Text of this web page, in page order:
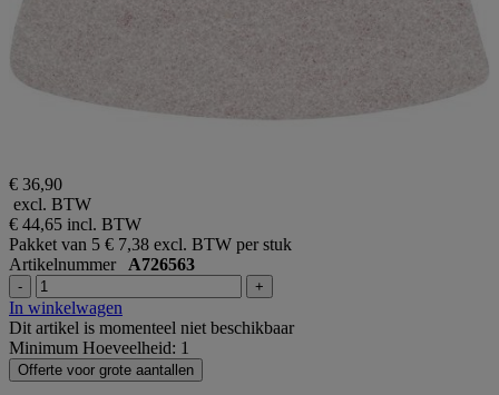
€ 36,90
excl. BTW
€ 44,65 incl. BTW
Pakket van 5 € 7,38 excl. BTW per stuk
Artikelnummer A726563
- +
In winkelwagen
Dit artikel is momenteel niet beschikbaar
Minimum Hoeveelheid: 1
Offerte voor grote aantallen